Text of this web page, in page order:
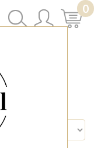
0